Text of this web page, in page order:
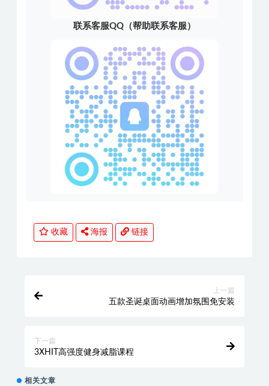
联系客服QQ（帮助联系客服）
收藏 海报 链接
上一篇
五款圣诞桌面动画增加氛围免安装
下一篇
3XHIT高强度健身减脂课程
相关文章